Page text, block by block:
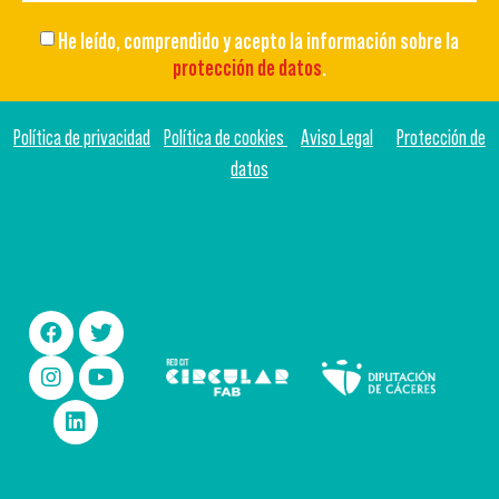
He leído, comprendido y acepto la información sobre la
protección de datos.
Política de privacidad Política de cookies Aviso Legal
Protección de
datos